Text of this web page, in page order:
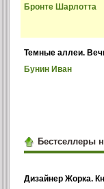
Бронте Шарлотта
Темные аллеи.
Бунин Иван
Бестселлеры
Дизайнер Жорка.